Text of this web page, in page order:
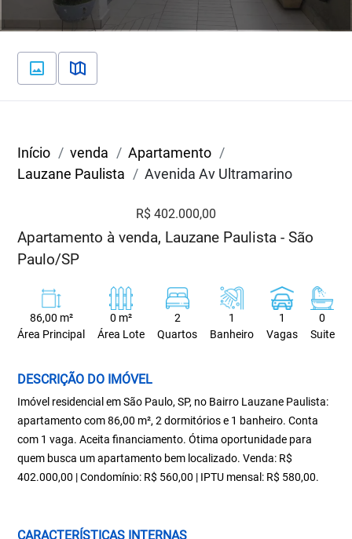
Início venda
Apartamento
Lauzane Paulista
Avenida Av Ultramarino
R$ 402.000,00
Apartamento à venda, Lauzane Paulista - São
Paulo/SP
86,00 m²
Área Principal
0 m²
Área Lote
2
Quartos
1
Banheiro
1
Vagas
0
Suite
DESCRIÇÃO DO IMÓVEL
Imóvel residencial em São Paulo, SP, no Bairro Lauzane Paulista:
apartamento com 86,00 m², 2 dormitórios e 1 banheiro. Conta
com 1 vaga. Aceita financiamento. Ótima oportunidade para
quem busca um apartamento bem localizado. Venda: R$
402.000,00 | Condomínio: R$ 560,00 | IPTU mensal: R$ 580,00.
CARACTERÍSTICAS INTERNAS